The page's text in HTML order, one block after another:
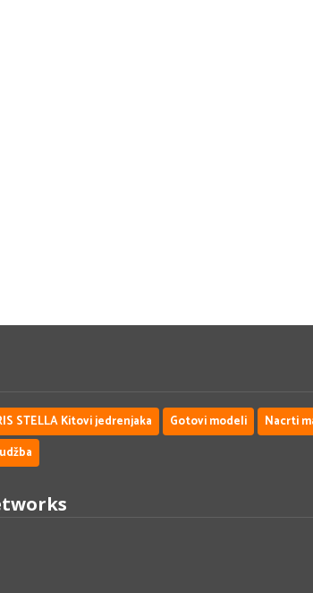
STELLA Kitovi jedrenjaka Gotovi modeli Nacrti